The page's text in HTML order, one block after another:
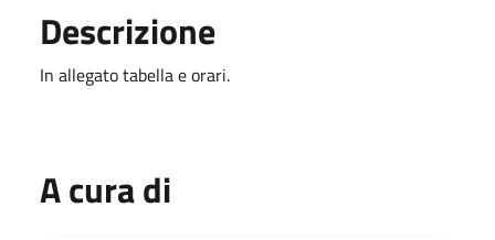
Descrizione
In allegato tabella e orari.
A cura di